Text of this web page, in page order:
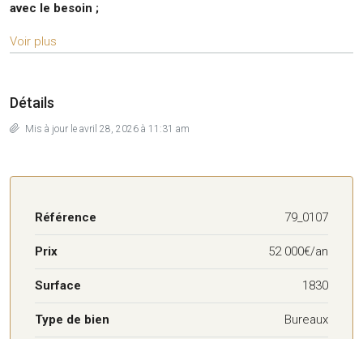
avec le besoin ;
Voir plus
Détails
Mis à jour le avril 28, 2026 à 11:31 am
Référence 79_0107
Prix 52 000€/an
Surface 1830
Type de bien Bureaux